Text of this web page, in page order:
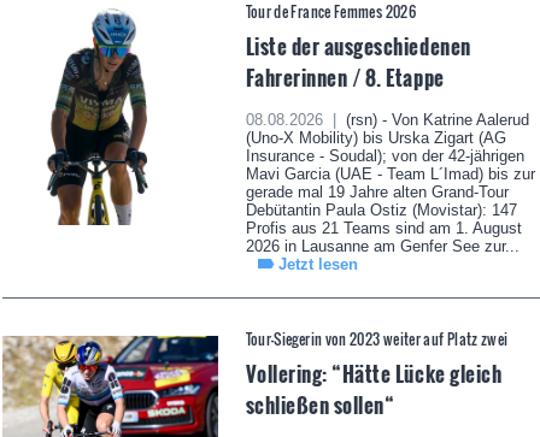
Tour de France Femmes 2026
Liste der ausgeschiedenen
Fahrerinnen / 8. Etappe
08.08.2026 |
(rsn) - Von Katrine Aalerud
(Uno-X Mobility) bis Urska Zigart (AG
Insurance - Soudal); von der 42-jährigen
Mavi Garcia (UAE - Team L´Imad) bis zur
gerade mal 19 Jahre alten Grand-Tour
Debütantin Paula Ostiz (Movistar): 147
Profis aus 21 Teams sind am 1. August
2026 in Lausanne am Genfer See zur...
Jetzt lesen
Tour-Siegerin von 2023 weiter auf Platz zwei
Vollering: “Hätte Lücke gleich
schließen sollen“